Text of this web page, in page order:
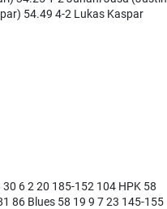
54.49 4-2 Lukas Kaspar
6 2 20 185-152 104 HPK 58
86 Blues 58 19 9 7 23 145-155